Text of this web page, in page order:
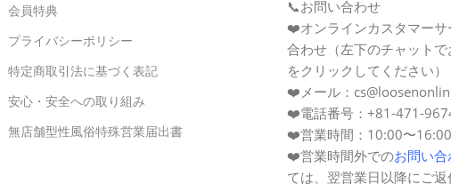
会員特典
プライバシーポリシー
特定商取引法に基づく表記
安心・安全への取り組み
無店舗型性風俗特殊営業届出書
📞お問い合わせ
❤️オンラインカスタマーサ
合わせ（左下のチャット
をクリックしてください）
❤️メール：
❤️電話番号：+81-471-
❤️営業時間：10:00〜
❤️営業時間外でのお問い
ては、翌営業日以降にご